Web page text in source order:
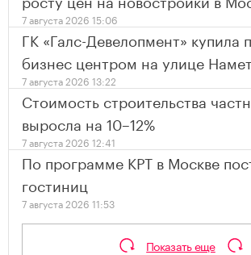
7 августа 2026 15:06
ГК «Галс-Девелопмент» купила
бизнес центром на улице
7 августа 2026 13:22
Стоимость строительства
выросла на 10–12%
7 августа 2026 12:41
По программе КРТ в Москве
гостиниц
7 августа 2026 11:53
Показать еще